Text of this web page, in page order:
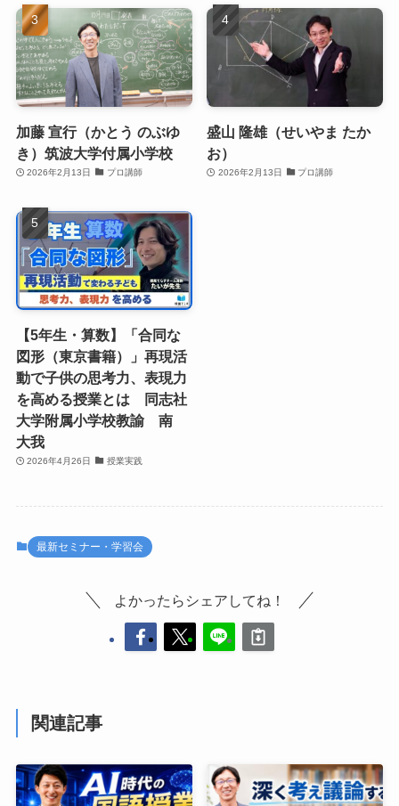
加藤 宣行（かとう のぶゆ
き）筑波大学付属小学校
2026年2月13日 プロ講師
盛山 隆雄（せいやま たか
お）
2026年2月13日 プロ講師
【5年生・算数】「合同な
図形（東京書籍）」再現活
動で子供の思考力、表現力
を高める授業とは 同志社
大学附属小学校教諭 南
大我
2026年4月26日 授業実践
最新セミナー・学習会
よかったらシェアしてね！
関連記事